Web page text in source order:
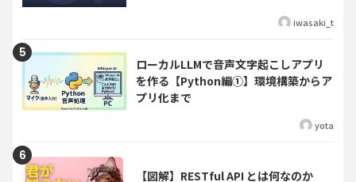
iwasaki_t
ローカルLLMで音声文字起こしアプリ
を作る【Python編①】環境構築からア
プリ化まで
yota
【図解】RESTful API とは何なのか